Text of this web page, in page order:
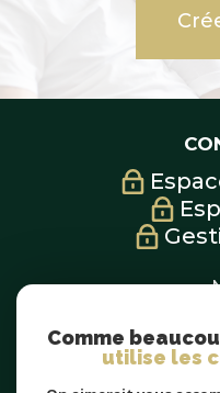
Comme
utilise les